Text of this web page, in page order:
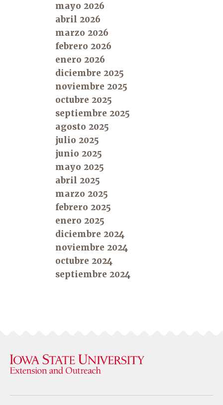
mayo 2026
abril 2026
marzo 2026
febrero 2026
enero 2026
diciembre 2025
noviembre 2025
octubre 2025
septiembre 2025
agosto 2025
julio 2025
junio 2025
mayo 2025
abril 2025
marzo 2025
febrero 2025
enero 2025
diciembre 2024
noviembre 2024
octubre 2024
septiembre 2024